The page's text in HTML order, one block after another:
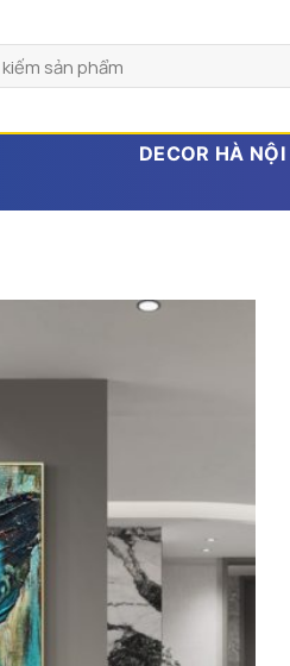
DECOR HÀ NỘI